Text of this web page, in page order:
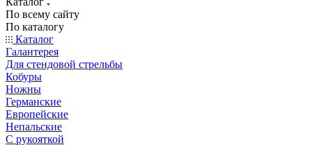
По всему сайту
По каталогу
Каталог
Галантерея
Для стендовой стрельбы
Кобуры
Ножны
Германские
Европейские
Непальские
С рукояткой